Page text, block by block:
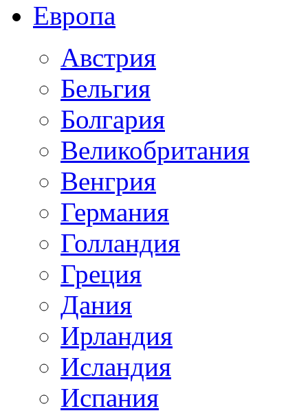
Европа
Австрия
Бельгия
Болгария
Великобритания
Венгрия
Германия
Голландия
Греция
Дания
Ирландия
Исландия
Испания